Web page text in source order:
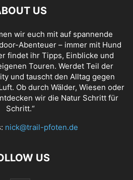
US
wir euch mit auf spannende
Abenteuer – immer mit Hund
findet ihr Tipps, Einblicke und
Touren. Werdet Teil der
und tauscht den Alltag gegen
Ob durch Wälder, Wiesen oder
wir die Natur Schritt für
Schritt.“
nick@trail-pfoten.de
US